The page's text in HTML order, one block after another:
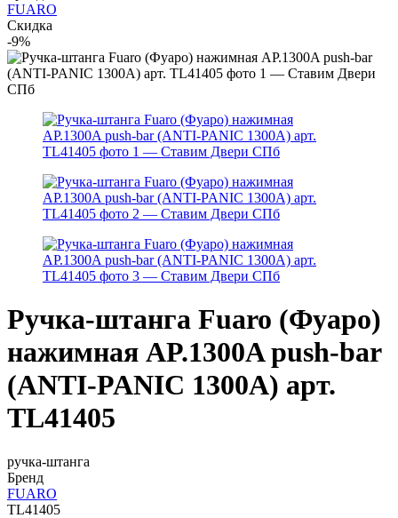
FUARO
Скидка
-9%
Ручка-штанга Fuaro (Фуаро)
нажимная AP.1300A push-bar
(ANTI-PANIC 1300А) арт.
TL41405
ручка-штанга
Бренд
FUARO
TL41405